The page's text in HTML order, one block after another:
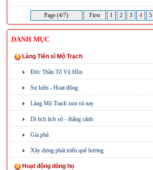
Page (4/7) First 1 2 3 4 5
DANH MỤC
Làng Tiến sĩ Mộ Trạch
Đức Thần Tổ Vũ Hồn
Sự kiện - Hoạt động
Làng Mộ Trạch xưa và nay
Di tích lịch sử - thắng cảnh
Gia phả
Xây dựng phát triển quê hương
Hoạt động dòng họ